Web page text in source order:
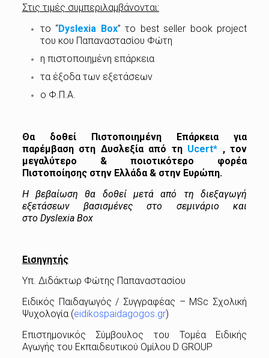
Στις τιμές συμπεριλαμβάνονται:
το “Dyslexia Box” το best seller book project
του κου Παπαναστασίου Φώτη
η πιστοποιημένη επάρκεια
τα έξοδα των εξετάσεων
ο Φ.Π.Α.
Θα δοθεί Πιστοποιημένη Επάρκεια για
παρέμβαση στη Δυσλεξία από τη Ucert* , τον
μεγαλύτερο & ποιοτικότερο φορέα
Πιστοποίησης στην Ελλάδα & στην Ευρώπη.
Η βεβαίωση θα δοθεί μετά από τη διεξαγωγή
εξετάσεων βασισμένες στο σεμινάριο και
στο Dyslexia Box
Εισηγητής
Υπ. Διδάκτωρ Φώτης Παπαναστασίου
Ειδικός Παιδαγωγός / Συγγραφέας – MSc Σχολική
Ψυχολογία (eidikospaidagogos.gr)
Επιστημονικός Σύμβουλος του Τομέα Ειδικής
Αγωγής του Εκπαιδευτικού Ομίλου D GROUP